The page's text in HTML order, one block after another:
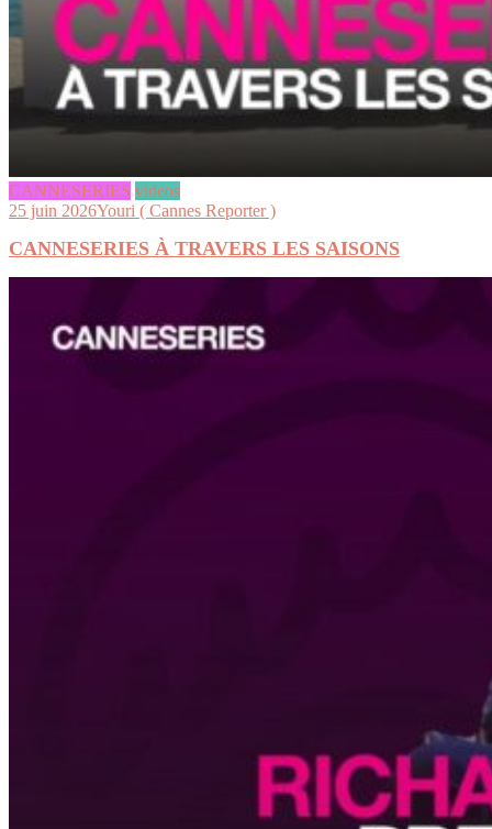
CANNESERIES videos
25 juin 2026Youri ( Cannes Reporter )
CANNESERIES À TRAVERS LES SAISONS